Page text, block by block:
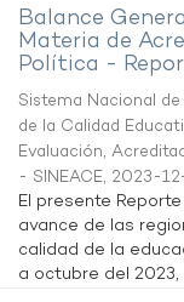
Balance
Materia de
Política -
Sistema Nacional
de la Calidad
Evaluación,
- SINEACE, 2023-
El presente
avance de las
calidad de la
a octubre del 2023,